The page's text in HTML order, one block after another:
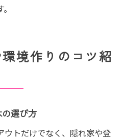
境作りのコツ紹
選び方
ウトだけでなく、隠れ家や登